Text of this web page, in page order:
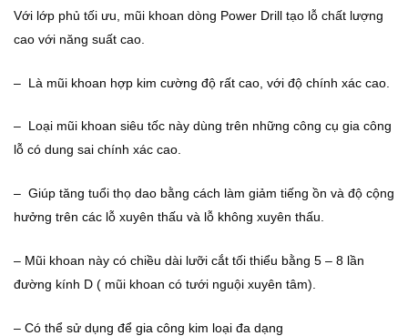
Với lớp phủ tối ưu, mũi khoan dòng Power Drill tạo lỗ chất lượng
cao với năng suất cao.
– Là mũi khoan hợp kim cường độ rất cao, với độ chính xác cao.
– Loại mũi khoan siêu tốc này dùng trên những công cụ gia công
lỗ có dung sai chính xác cao.
– Giúp tăng tuổi thọ dao bằng cách làm giảm tiếng ồn và độ cộng
hưởng trên các lỗ xuyên thấu và lỗ không xuyên thấu.
– Mũi khoan này có chiều dài lưỡi cắt tối thiểu bằng 5 – 8 lần
đường kính D ( mũi khoan có tưới nguội xuyên tâm).
– Có thể sử dụng để gia công kim loại đa dạng